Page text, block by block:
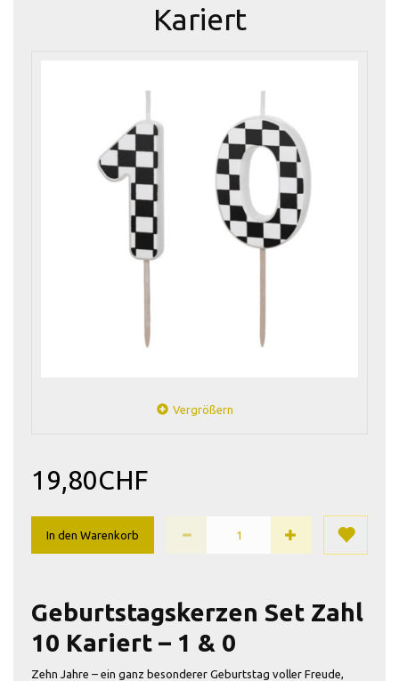
Kariert
Vergrößern
19,80CHF
In den Warenkorb
Geburtstagskerzen Set Zahl
10 Kariert – 1 & 0
Zehn Jahre – ein ganz besonderer Geburtstag voller Freude,